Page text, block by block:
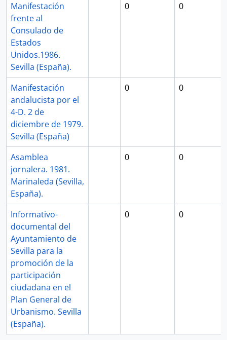
Manifestación
frente al
Consulado de
Estados
Unidos.1986.
Sevilla (España).
0 0
Manifestación
andalucista por el
4-D. 2 de
diciembre de 1979.
Sevilla (España)
0 0
Asamblea
jornalera. 1981.
Marinaleda (Sevilla,
España).
0 0
Informativo-
documental del
Ayuntamiento de
Sevilla para la
promoción de la
participación
ciudadana en el
Plan General de
Urbanismo. Sevilla
(España).
0 0